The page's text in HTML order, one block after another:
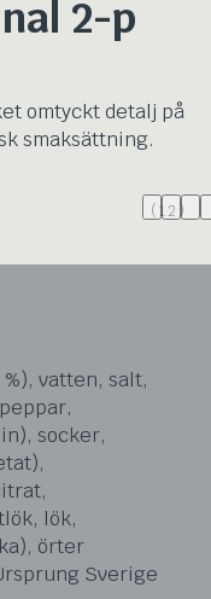
2-p
omtyckt detalj på
smaksättning.
(12)
vatten, salt,
socker,
lök,
örter
Sverige